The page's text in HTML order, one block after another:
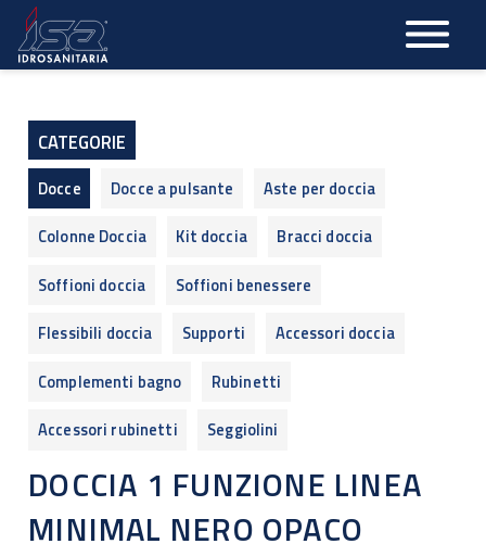
Salta
contenuto
principale
CATEGORIE
Docce Docce a pulsante Aste per doccia
Colonne Doccia Kit doccia Bracci doccia
Soffioni doccia Soffioni benessere
Flessibili doccia Supporti Accessori doccia
Complementi bagno Rubinetti
Accessori rubinetti Seggiolini
DOCCIA 1 FUNZIONE LINEA
MINIMAL NERO OPACO